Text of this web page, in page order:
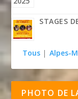
STAGES
Tous | Alpes-
PHOTO DE